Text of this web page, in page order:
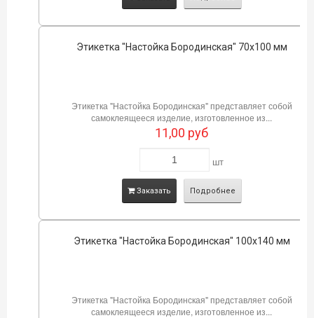
Этикетка "Настойка Бородинская" 70х100 мм
Этикетка "Настойка Бородинская" представляет собой
самоклеящееся изделие, изготовленное из...
11,00 руб
шт
Заказать Подробнее
Этикетка "Настойка Бородинская" 100х140 мм
Этикетка "Настойка Бородинская" представляет собой
самоклеящееся изделие, изготовленное из...